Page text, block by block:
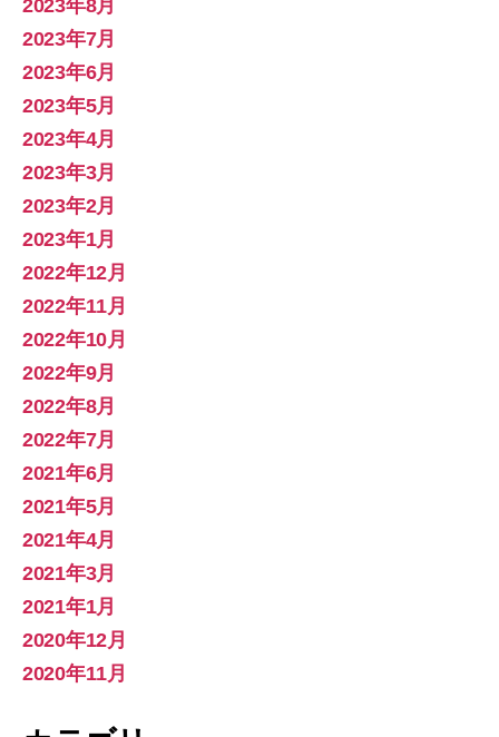
2023年8月
2023年7月
2023年6月
2023年5月
2023年4月
2023年3月
2023年2月
2023年1月
2022年12月
2022年11月
2022年10月
2022年9月
2022年8月
2022年7月
2021年6月
2021年5月
2021年4月
2021年3月
2021年1月
2020年12月
2020年11月